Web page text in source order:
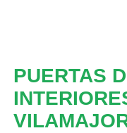
PUERTAS